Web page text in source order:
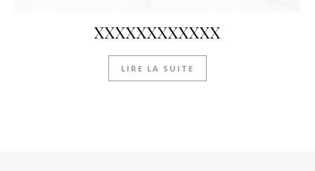
XXXXXXXXXXXX
LIRE LA SUITE